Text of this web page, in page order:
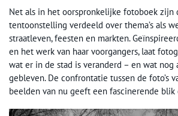
Net als in het oorspronkelijke fotoboek zijn
tentoonstelling verdeeld over thema’s als
straatleven, feesten en markten.
en het werk van haar voorgangers, laat
wat er in de stad is veranderd – en wat
gebleven. De confrontatie tussen de foto’s
beelden van nu geeft een fascinerende blik